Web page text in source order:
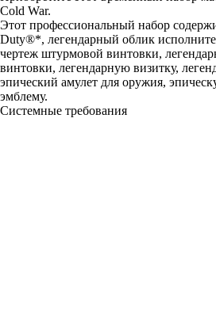
Cold War.
Этот профессиональный набор
Duty®*, легендарный облик
чертеж штурмовой винтовки,
винтовки, легендарную визитку,
эпический амулет для оружия,
эмблему.
Системные требования